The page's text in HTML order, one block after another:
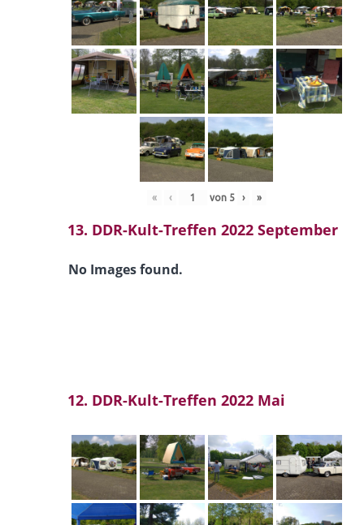
« ‹ von 5 › »
13. DDR-Kult-Treffen 2022 September
No Images found.
12. DDR-Kult-Treffen 2022 Mai